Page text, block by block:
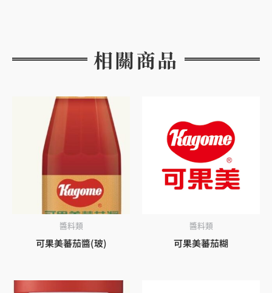
相關商品
醬料類
可果美蕃茄醬(玻)
醬料類
可果美蕃茄糊